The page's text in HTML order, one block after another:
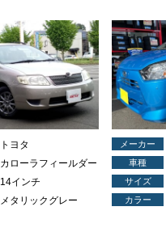
トヨタ
カローラフィールダー
14インチ
メタリックグレー
メーカー
車種
サイズ
カラー